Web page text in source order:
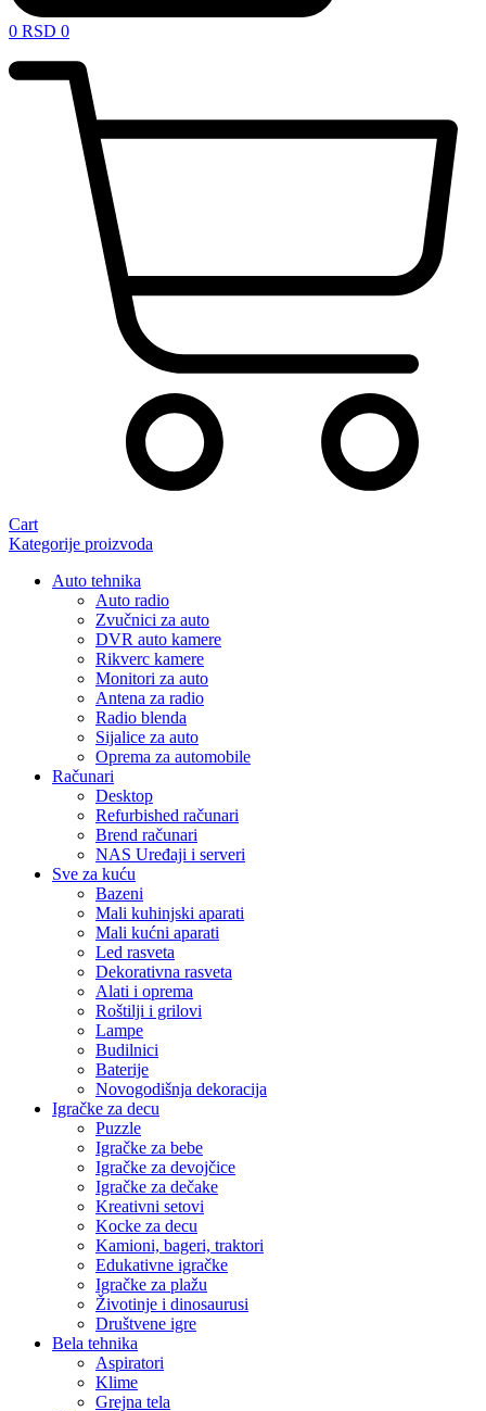
0 RSD 0
Cart
Kategorije proizvoda
Auto tehnika
Auto radio
Zvučnici za auto
DVR auto kamere
Rikverc kamere
Monitori za auto
Antena za radio
Radio blenda
Sijalice za auto
Oprema za automobile
Računari
Desktop
Refurbished računari
Brend računari
NAS Uređaji i serveri
Sve za kuću
Bazeni
Mali kuhinjski aparati
Mali kućni aparati
Led rasveta
Dekorativna rasveta
Alati i oprema
Roštilji i grilovi
Lampe
Budilnici
Baterije
Novogodišnja dekoracija
Igračke za decu
Puzzle
Igračke za bebe
Igračke za devojčice
Igračke za dečake
Kreativni setovi
Kocke za decu
Kamioni, bageri, traktori
Edukativne igračke
Igračke za plažu
Životinje i dinosaurusi
Društvene igre
Bela tehnika
Aspiratori
Klime
Grejna tela